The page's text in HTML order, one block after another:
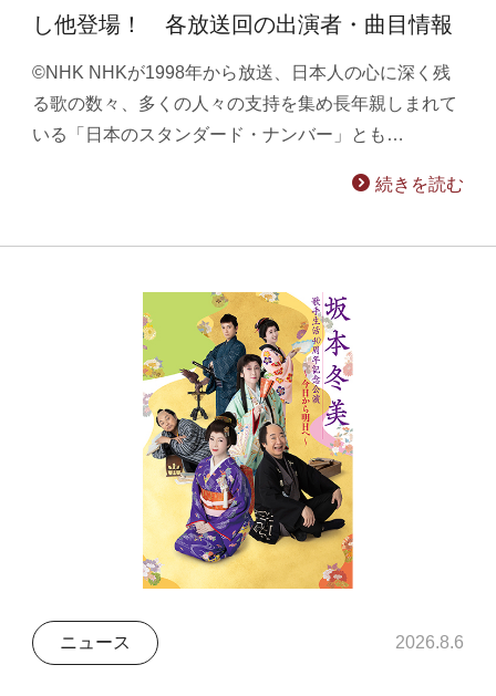
し他登場！ 各放送回の出演者・曲目情報
©NHK NHKが1998年から放送、日本人の心に深く残
る歌の数々、多くの人々の支持を集め長年親しまれて
いる「日本のスタンダード・ナンバー」とも…
続きを読む
ニュース 2026.8.6